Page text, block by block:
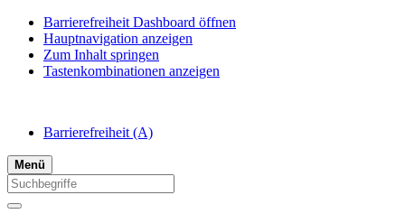
Barrierefreiheit Dashboard öffnen
Hauptnavigation anzeigen
Zum Inhalt springen
Tastenkombinationen anzeigen
Barrierefreiheit (A)
Menü